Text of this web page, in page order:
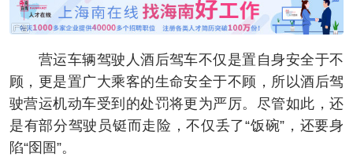
教育 健康 房产
生活 演出 活动
展会 走读海南 周末去哪儿
人才在线
营运车辆驾驶人酒后驾车不仅是置自身安全于不
顾，更是置广大乘客的生命安全于不顾，所以酒后驾
驶营运机动车受到的处罚将更为严厉。尽管如此，还
是有部分驾驶员铤而走险，不仅丢了“饭碗”，还要身
陷“囹圄”。